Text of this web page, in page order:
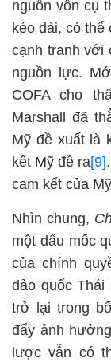
nguồn vốn cụ
kéo dài, có
cạnh tranh với
nguồn lực.
COFA cho
Marshall đã
Mỹ đề xuất là
kết Mỹ đề ra[9]
cam kết của
Nhìn chung,
một dấu mốc
của chính
đảo quốc
trở lại trong
đẩy ảnh
lược vẫn có